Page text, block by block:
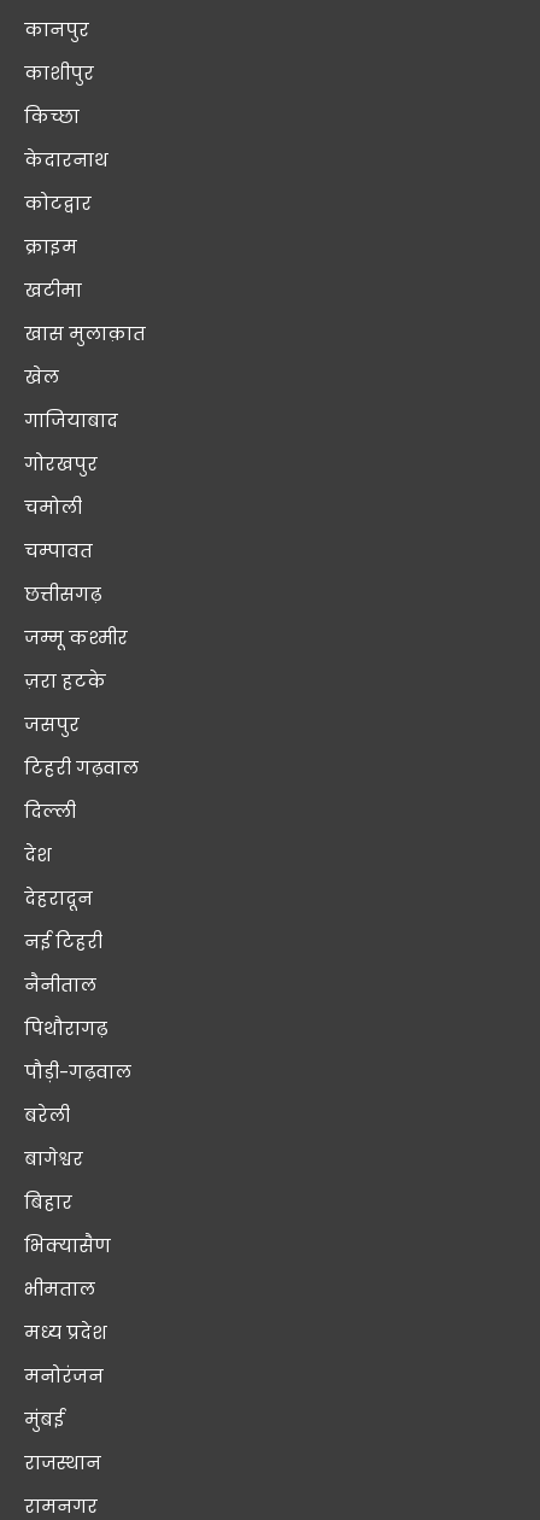
कानपुर
काशीपुर
किच्छा
केदारनाथ
कोटद्वार
क्राइम
खटीमा
खास मुलाक़ात
खेल
गाजियाबाद
गोरखपुर
चमोली
चम्पावत
छत्तीसगढ़
जम्मू कश्मीर
ज़रा हटके
जसपुर
टिहरी गढ़वाल
दिल्ली
देश
देहरादून
नई टिहरी
नैनीताल
पिथौरागढ़
पौड़ी-गढ़वाल
बरेली
बागेश्वर
बिहार
भिक्यासैण
भीमताल
मध्य प्रदेश
मनोरंजन
मुंबई
राजस्थान
रामनगर